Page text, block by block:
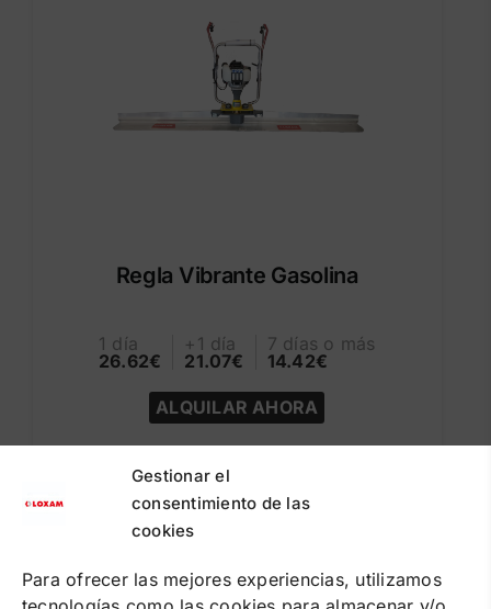
Gestionar el
consentimiento de las
cookies
Para ofrecer las mejores experiencias, utilizamos
Regla Vibrante Gasolina
1 día
26.62€
+1 día
21.07€
7 días o más
14.42€
ALQUILAR AHORA